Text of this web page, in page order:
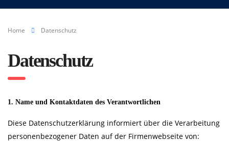
Home Datenschutz
Datenschutz
1. Name und Kontaktdaten des Verantwortlichen
Diese Datenschutzerklärung informiert über die Verarbeitung
personenbezogener Daten auf der Firmenwebseite von: